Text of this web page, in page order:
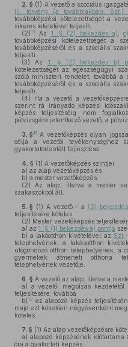
2. § (1) A vezető a szociális
III. törvény (a továbbiakban:
továbbképzési kötelezettségét a
sikeres letételével teljesíti.
(2) 11 Az 1. § (2) bekezdés a) ,c)
továbbképzési kötelezettségét a
továbbképzéséről és a szociális
teljesíti.
(3) Az 1. § (2) bekezdés b)
kötelezettségét az egészségügyi
szóló miniszteri rendelet, továbbá a
továbbképzéséről és a szociális
teljesíti.
(4) Ha a vezető a
szerint rá irányadó képzési
képzés teljesítéséig nem
pótvizsgára jelentkező vezető, a
3. § 12 A vezetőképzés olyan
célja a vezetői tevékenységhez
gyakorlatorientált fejlesztése.
4. § (1) A vezetőképzés szintjei:
a) az alap vezetőképzés és
b) a mester vezetőképzés.
(2) Az alap, illetve a mester
szakaszokból áll.
5. § (1) A vezető – a (2)
teljesítésére köteles.
(2) Mester vezetőképzés
a) az 1. § (1) bekezdés a) pontja
b) a lakóotthon kivételével az Szt.
telephelyének, a lakásotthon
utógondozó otthon telephelyének, a
gyermekek átmeneti otthona
telephelyének vezetője.
6. § A vezető az alap, illetve a
a) a vezetői megbízás
teljesítésére, továbbá
b) 13 az alapozó képzés
majd ezt követően négyévenként
köteles.
7. § (1) Az alap vezetőképzésre
a) alapozó képzésének
óra a gyakorlati képzés;